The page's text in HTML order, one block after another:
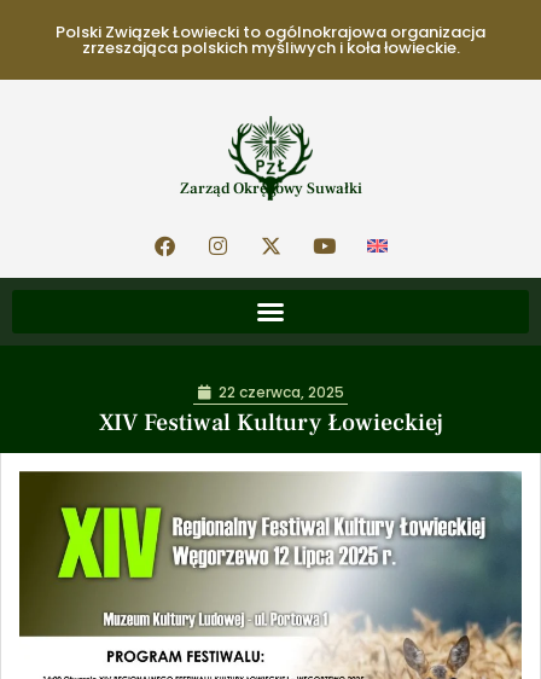
Polski Związek Łowiecki to ogólnokrajowa organizacja
zrzeszająca polskich myśliwych i koła łowieckie.
Zarząd Okręgowy Suwałki
XIV Festiwal Kultury Łowieckiej
22 czerwca, 2025